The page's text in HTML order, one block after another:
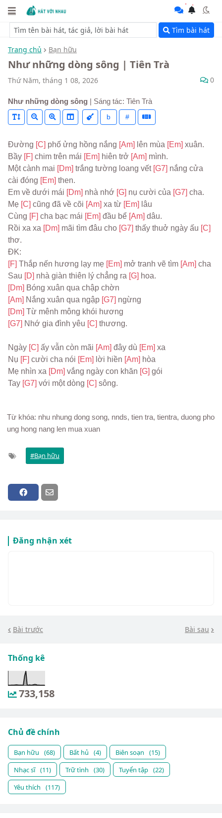
Tìm bài hát
Trang chủ Bạn hữu
Như những dòng sông | Tiên Trà
Thứ Năm, tháng 1 08, 2026 0
Như những dòng sông | Sáng tác: Tiên Trà
b #
Đường [C] phố ửng hồng nắng [Am] lên mùa [Em] xuân.
Bầy [F] chim trên mái [Em] hiên trở [Am] mình.
Một cành mai [Dm] trắng tường loang vết [G7] nắng cửa
cài đóng [Em] then.
Em về dưới mái [Dm] nhà nhớ [G] nụ cười của [G7] cha.
Mẹ [C] cũng đã về cõi [Am] xa từ [Em] lâu
Cùng [F] cha bạc mái [Em] đầu bể [Am] dâu.
Rồi xa xa [Dm] mãi tìm đâu cho [G7] thấy thuở ngày ấu
thơ.
[F] Thắp nến hương lạy mẹ [Em] mở tranh vẽ tìm [Am] cha
Sau [D] nhà giàn thiên lý chẳng ra [G]
[Dm]
[Am] Nắng xuân qua ngập [G7]
[Dm]
[G7] Nhớ gia đình yêu [C] thương.
Ngày [C] ấy vẫn còn mãi [Am] đây dù [Em] xa
Nụ [F] cười cha nói [Em] lời hiền [Am] hòa
Mẹ nhìn xa [Dm] vắng ngày con khăn [G] gói
Tay [G7] với một dòng [C]
Từ khóa: nhu nhung dong song, nnds, tien tra, tientra, duong pho
ung hong nang len mua xuan
Bạn hữu
Đăng nhận xét
Bài trước Bài sau
Thống kê
733,158
Chủ đề chính
Bạn hữu (68) Bất hủ (4) Biên soạn
(15)
Nhạc sĩ (11) Trữ tình (30) Tuyển tập (22)
Yêu thích
(117)